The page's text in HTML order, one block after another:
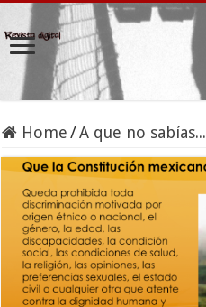
Home /A que no sabías...